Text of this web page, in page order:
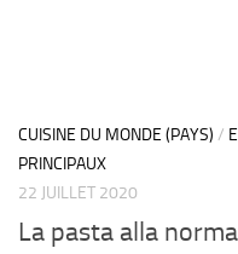
CUISINE DU MONDE (PAYS) /
PRINCIPAUX
22 JUILLET 2020
La pasta alla